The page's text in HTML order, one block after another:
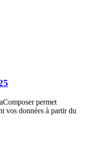
permet
vos données à partir du